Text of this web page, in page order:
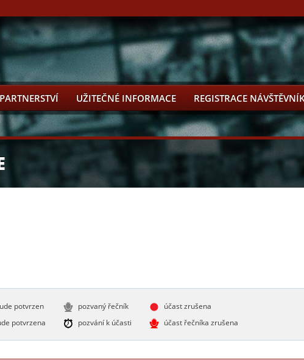
UŽITEČNÉ INFORMACE REGISTRACE
potvrzen
potvrzena
pozvaný řečník
pozvání k účasti
účast zrušena
účast řečníka zrušena